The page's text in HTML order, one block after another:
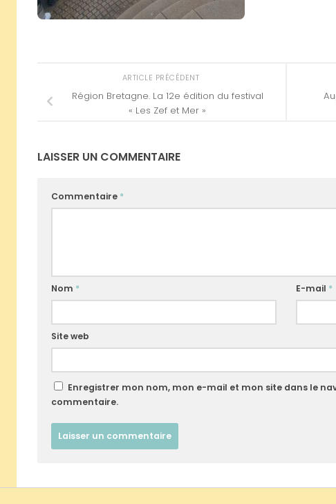
ARTICLE PRÉCÉDENT
Région Bretagne. La 12e édition du festival
« Les Zef et Mer »
LAISSER UN COMMENTAIRE
Commentaire *
Nom * E-mail *
Site web
Enregistrer mon nom, mon e-mail et mon site dans le
commentaire.